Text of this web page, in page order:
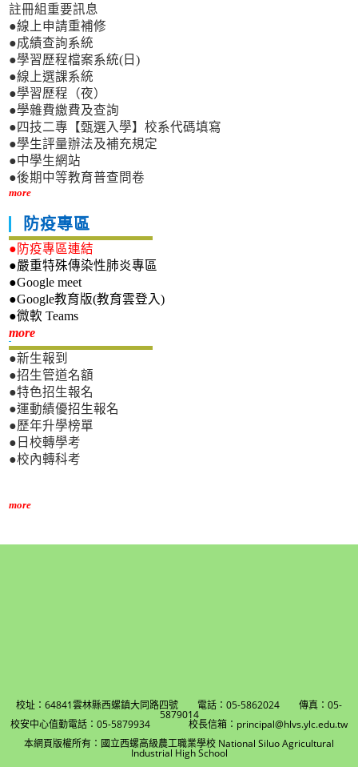
註冊組重要訊息
●線上申請重補修
●成績查詢系統
●學習歷程檔案系統(日)
●線上選課系統
●學習歷程（夜）
●學雜費繳費及查詢
●四技二專【甄選入學】校系代碼填寫
●學生評量辦法及補充規定
●中學生網站
●後期中等教育普查問卷
more
防疫專區
●防疫專區連結
●嚴重特殊傳染性肺炎專區
●Google meet
●Google教育版(教育雲登入)
●微軟 Teams
more新生專區
●新生報到
●招生管道名額
●特色招生報名
●運動績優招生報名
●歷年升學榜單
●日校轉學考
●校內轉科考
more
校址：64841雲林縣西螺鎮大同路四號 電話：05-5862024 傳真：05-
5879014
校安中心值勤電話：05-5879934 校長信箱：principal@hlvs.ylc.edu.tw
本網頁版權所有：國立西螺高級農工職業學校 National Siluo Agricultural
Industrial High School